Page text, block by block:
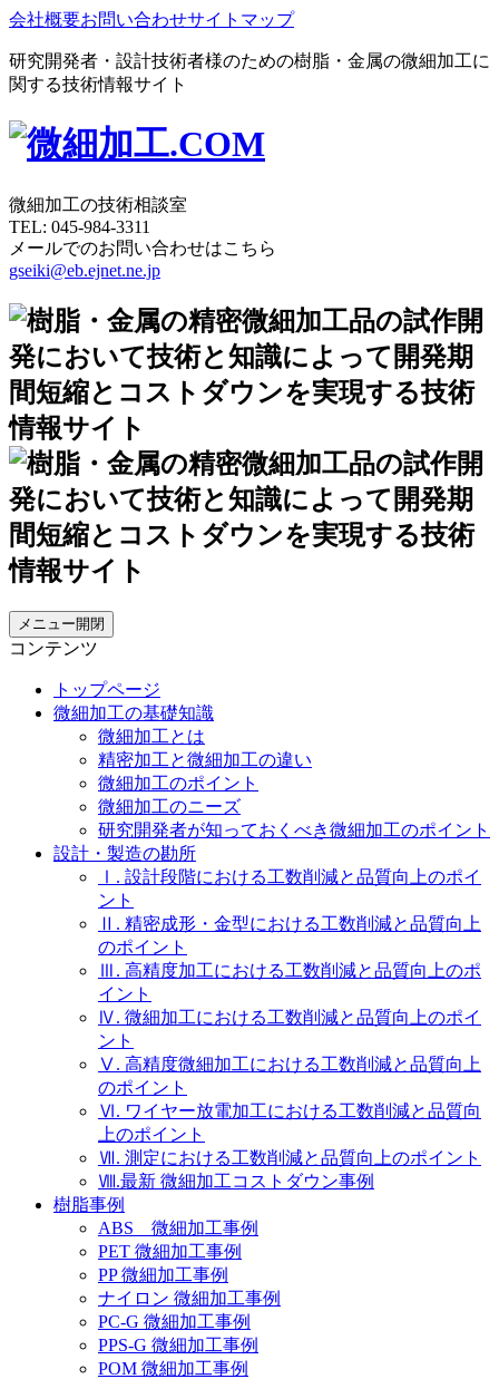
会社概要お問い合わせサイトマップ
研究開発者・設計技術者様のための樹脂・金属の微細加工に
関する技術情報サイト
微細加工の技術相談室
TEL: 045-984-3311
メールでのお問い合わせはこちら
gseiki@eb.ejnet.ne.jp
メニュー開閉
コンテンツ
トップページ
微細加工の基礎知識
微細加工とは
精密加工と微細加工の違い
微細加工のポイント
微細加工のニーズ
研究開発者が知っておくべき微細加工のポイント
設計・製造の勘所
Ⅰ. 設計段階における工数削減と品質向上のポイ
ント
Ⅱ. 精密成形・金型における工数削減と品質向上
のポイント
Ⅲ. 高精度加工における工数削減と品質向上のポ
イント
Ⅳ. 微細加工における工数削減と品質向上のポイ
ント
Ⅴ. 高精度微細加工における工数削減と品質向上
のポイント
Ⅵ. ワイヤー放電加工における工数削減と品質向
上のポイント
Ⅶ. 測定における工数削減と品質向上のポイント
Ⅷ.最新 微細加工コストダウン事例
樹脂事例
ABS 微細加工事例
PET 微細加工事例
PP 微細加工事例
ナイロン 微細加工事例
PC-G 微細加工事例
PPS-G 微細加工事例
POM 微細加工事例